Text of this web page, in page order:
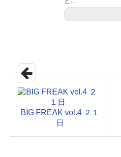
BIG FREAK vol.4 ２１
日